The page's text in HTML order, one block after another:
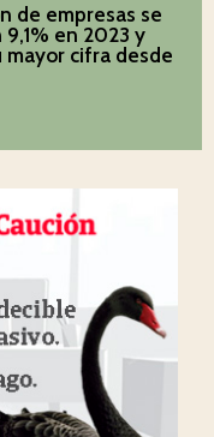
de empresas se
9,1% en 2023 y
mayor cifra desde